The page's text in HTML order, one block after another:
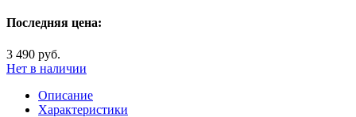
Последняя цена:
3 490 руб.
Нет в наличии
Описание
Характеристики